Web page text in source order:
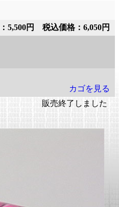
5,500円 税込価格：6,050円
カゴを見る
販売終了しました